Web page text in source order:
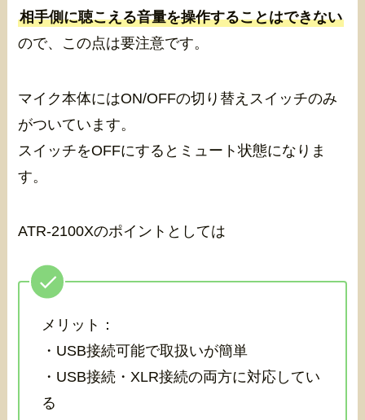
相手側に聴こえる音量を操作することはできない
ので、この点は要注意です。
マイク本体にはON/OFFの切り替えスイッチのみ
がついています。
スイッチをOFFにするとミュート状態になりま
す。
ATR-2100Xのポイントとしては
メリット：
・USB接続可能で取扱いが簡単
・USB接続・XLR接続の両方に対応してい
る